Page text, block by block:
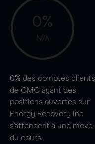
0%
N/A
0% des comptes clients
de CMC ayant des
positions ouvertes sur
Energy Recovery Inc
s'attendent à une move
du cours.